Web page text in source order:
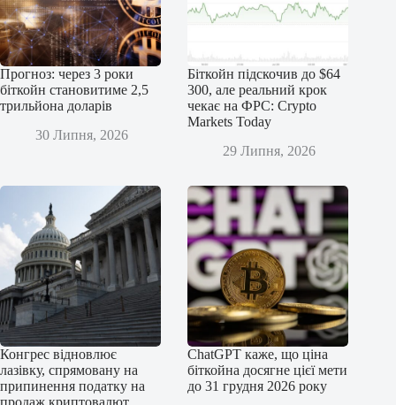
Прогноз: через 3 роки
біткойн становитиме 2,5
трильйона доларів
30 Липня, 2026
Біткойн підскочив до $64
300, але реальний крок
чекає на ФРС: Crypto
Markets Today
29 Липня, 2026
Конгрес відновлює
лазівку, спрямовану на
припинення податку на
продаж криптовалют
ChatGPT каже, що ціна
біткойна досягне цієї мети
до 31 грудня 2026 року